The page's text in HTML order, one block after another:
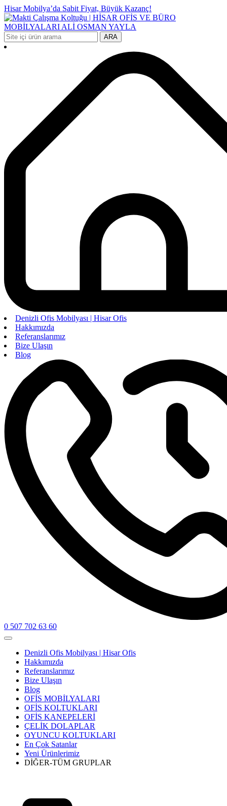
Hisar Mobilya’da Sabit Fiyat, Büyük Kazanç!
ARA
Denizli Ofis Mobilyası | Hisar Ofis
Hakkımızda
Referanslarımız
Bize Ulaşın
Blog
0 507 702 63 60
Denizli Ofis Mobilyası | Hisar Ofis
Hakkımızda
Referanslarımız
Bize Ulaşın
Blog
OFİS MOBİLYALARI
OFİS KOLTUKLARI
OFİS KANEPELERİ
ÇELİK DOLAPLAR
OYUNCU KOLTUKLARI
En Çok Satanlar
Yeni Ürünlerimiz
DİĞER-TÜM GRUPLAR